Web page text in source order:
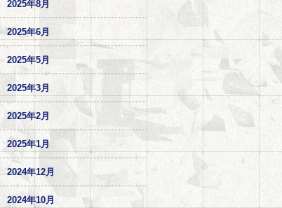
2025年8月
2025年6月
2025年5月
2025年3月
2025年2月
2025年1月
2024年12月
2024年10月